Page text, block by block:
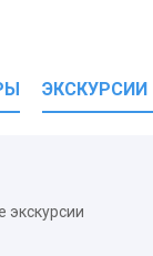
экскурсии